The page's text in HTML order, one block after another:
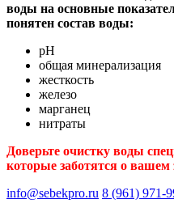
воды на основные
понятен состав воды:
рН
общая минерализация
жесткость
железо
марганец
нитраты
Доверьте очистку воды
которые заботятся о вашем
info@sebekpro.ru 8 (961) 971-